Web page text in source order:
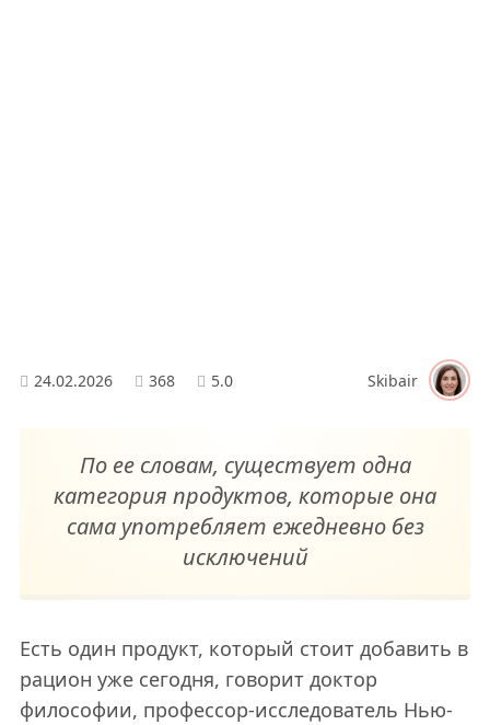
24.02.2026 368 5.0 Skibair
По ее словам, существует одна
категория продуктов, которые она
сама употребляет ежедневно без
исключений
Есть один продукт, который стоит добавить в
рацион уже сегодня, говорит доктор
философии, профессор-исследователь Нью-